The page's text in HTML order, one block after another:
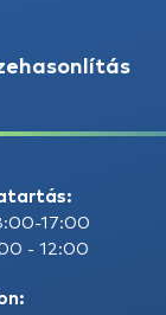
17:00
- 12:00